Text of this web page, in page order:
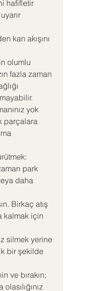
hafifletir
kan akışını
olumlu
fazla zaman
yok
parçalara
park
daha
Birkaç atış
kalmak için
silmek yerine
bir şekilde
ve bırakın;